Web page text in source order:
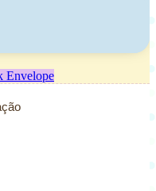
Envelope